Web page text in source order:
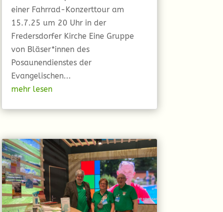
einer Fahrrad-Konzerttour am
15.7.25 um 20 Uhr in der
Fredersdorfer Kirche Eine Gruppe
von Bläser*innen des
Posaunendienstes der
Evangelischen...
mehr lesen